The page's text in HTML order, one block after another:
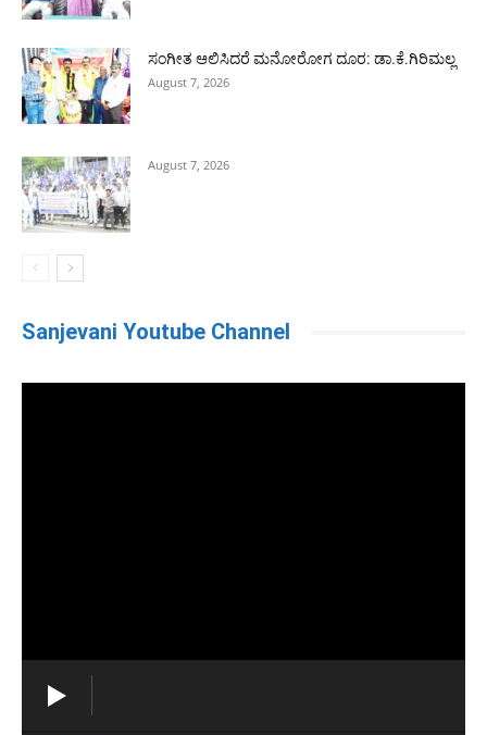
ಸಂಗೀತ ಆಲಿಸಿದರೆ ಮನೋರೋಗ ದೂರ: ಡಾ.ಕೆ.ಗಿರಿಮಲ್ಲ
August 7, 2026
August 7, 2026
Sanjevani Youtube Channel